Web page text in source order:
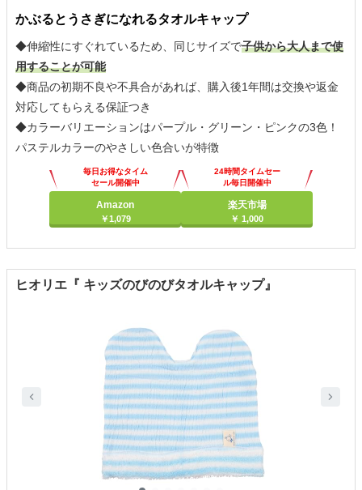
かぶるとうさぎになれるタオルキャップ
◆伸縮性にすぐれているため、同じサイズで子供から大人まで使
用することが可能
◆商品の初期不良や不具合があれば、購入後1年間は交換や返金
対応してもらえる保証つき
◆カラーバリエーションはパープル・グリーン・ピンクの3色！
パステルカラーのやさしい色合いが特徴
毎日お得なタイム
セール開催中
Amazon
￥1,079
24時間タイムセー
ル毎日開催中
楽天市場
￥ 1,000
ヒオリエ『 キッズのびのびタオルキャップ』